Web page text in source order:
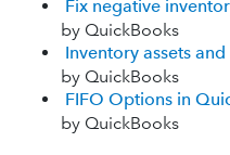
Fix negative
by QuickBooks
Inventory assets
by QuickBooks
FIFO Options in
by QuickBooks